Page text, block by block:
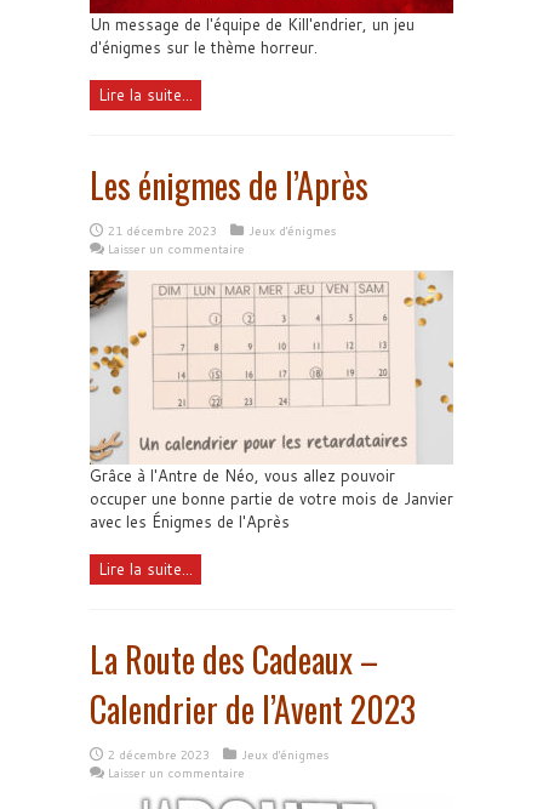
Un message de l'équipe de Kill'endrier, un jeu
d'énigmes sur le thème horreur.
Lire la suite...
Les énigmes de l’Après
21 décembre 2023
Jeux d'énigmes
Laisser un commentaire
Grâce à l'Antre de Néo, vous allez pouvoir
occuper une bonne partie de votre mois de Janvier
avec les Énigmes de l'Après
Lire la suite...
La Route des Cadeaux –
Calendrier de l’Avent 2023
2 décembre 2023
Jeux d'énigmes
Laisser un commentaire